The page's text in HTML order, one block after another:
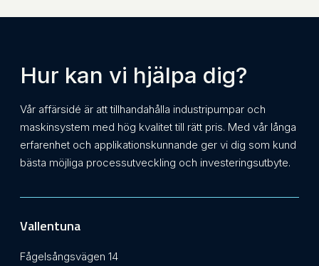
Hur kan vi hjälpa dig?
Vår affärsidé är att tillhandahålla industripumpar och
maskinsystem med hög kvalitet till rätt pris. Med vår långa
erfarenhet och applikationskunnande ger vi dig som kund
bästa möjliga processutveckling och investeringsutbyte.
Vallentuna
Fågelsångsvägen 14